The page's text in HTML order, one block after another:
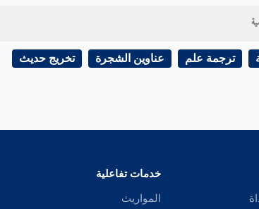
ترجمة علم عناوين الشجرة تخريج حديث
خدمات تفاعلية
المواريث